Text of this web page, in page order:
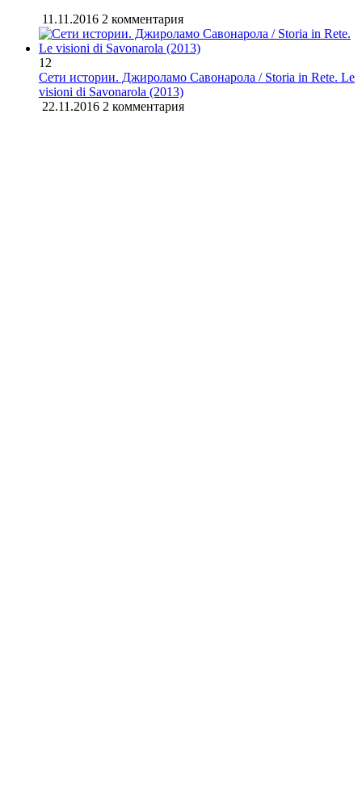
11.11.2016 2 комментария
12
Сети истории. Джироламо Савонарола / Storia in Rete. Le
visioni di Savonarola (2013)
22.11.2016 2 комментария